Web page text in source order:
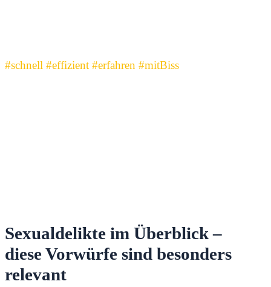
#schnell #effizient #erfahren #mitBiss
Sexualdelikte im Überblick –
diese Vorwürfe sind besonders
relevant